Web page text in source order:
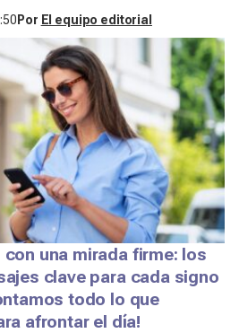
Por El equipo editorial
una mirada firme: los
clave para cada signo
todo lo que
afrontar el día!